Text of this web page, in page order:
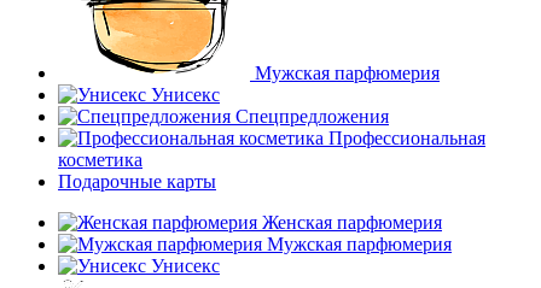
Мужская парфюмерия
Унисекс
Спецпредложения
Профессиональная
косметика
Подарочные карты
Женская парфюмерия
Мужская парфюмерия
Унисекс